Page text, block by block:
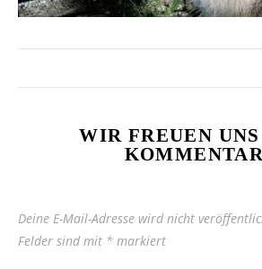
WIR FREUEN
Deine E-Mail-Adresse wird nicht
Felder sind mit * markiert